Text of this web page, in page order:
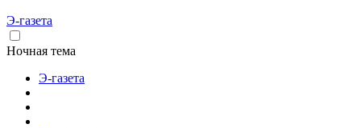
Э-газета
Ночная тема
Э-газета